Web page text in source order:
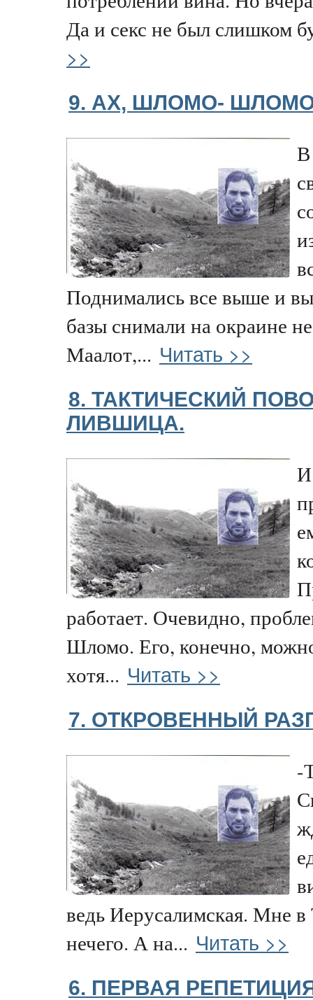
Да и секс не был слишком
>>
9. АХ, ШЛОМО-
В
Поднимались все выше и
базы снимали на окраине
Маалот,... Читать >>
8. ТАКТИЧЕСКИЙ
ЛИВШИЦА.
И
работает. Очевидно,
Шломо. Его, конечно,
хотя... Читать >>
7. ОТКРОВЕННЫЙ
-
ведь Иерусалимская. Мне в
нечего. А на... Читать >>
6. ПЕРВАЯ